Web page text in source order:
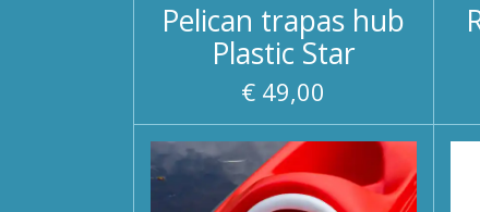
Pelican trapas hub
Plastic Star
€ 49,00